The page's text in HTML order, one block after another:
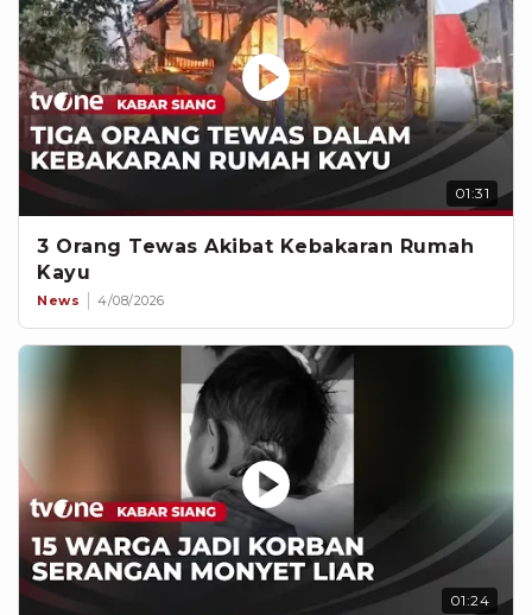
01:31
3 Orang Tewas Akibat Kebakaran Rumah
Kayu
News 4/08/2026
01:24